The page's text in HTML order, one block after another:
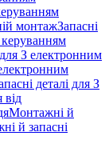
монтажЗапасні
для З електронним
деталі для З
Монтажні й
й запасні